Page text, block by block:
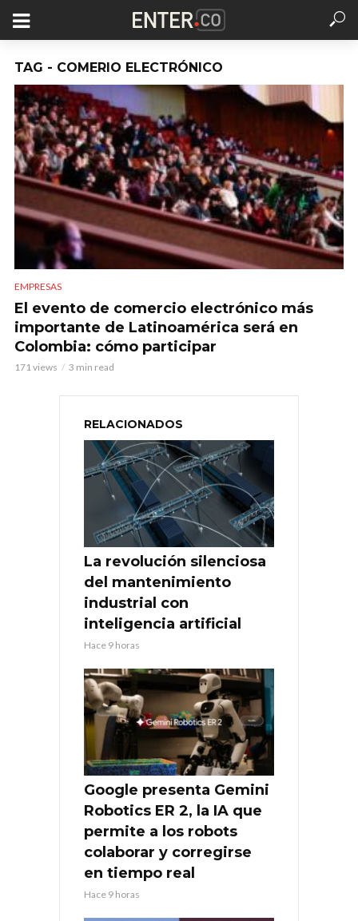
TAG - COMERIO ELECTRÓNICO
EMPRESAS
El evento de comercio electrónico más
importante de Latinoamérica será en
Colombia: cómo participar
171 views 3 min read
RELACIONADOS
La revolución silenciosa
del mantenimiento
industrial con
inteligencia artificial
Hace 9 horas
Google presenta Gemini
Robotics ER 2, la IA que
permite a los robots
colaborar y corregirse
en tiempo real
Hace 9 horas